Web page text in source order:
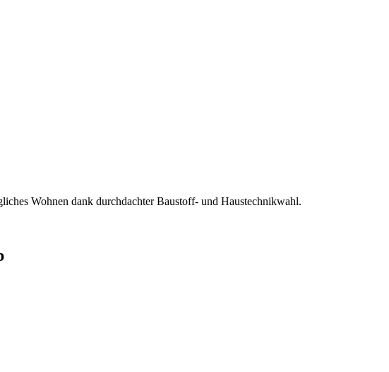
Wohnen dank durchdachter Baustoff- und Haustechnikwahl.